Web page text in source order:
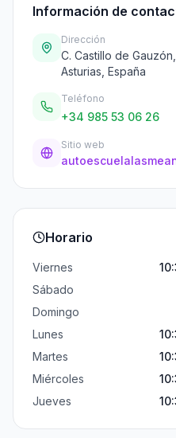
Información de
Dirección
C. Castillo de
Asturias, España
Teléfono
+34 985 53 06 26
Sitio web
Horario
Viernes
Sábado
Domingo
Lunes
Martes
Miércoles
Jueves